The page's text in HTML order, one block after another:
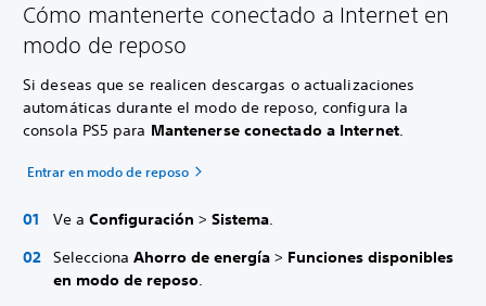
Cómo mantenerte conectado a Internet en
modo de reposo
Si deseas que se realicen descargas o actualizaciones
automáticas durante el modo de reposo, configura la
consola PS5 para Mantenerse conectado a Internet.
Entrar en modo de reposo
Ve a Configuración > Sistema.
Selecciona Ahorro de energía > Funciones disponibles
en modo de reposo.